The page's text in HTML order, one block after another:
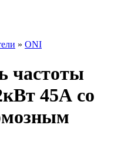
» ONI
частоты
45А со